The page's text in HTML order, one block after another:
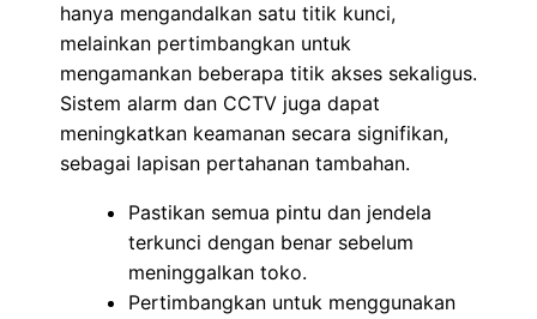
hanya mengandalkan satu titik kunci,
melainkan pertimbangkan untuk
mengamankan beberapa titik akses sekaligus.
Sistem alarm dan CCTV juga dapat
meningkatkan keamanan secara signifikan,
sebagai lapisan pertahanan tambahan.
Pastikan semua pintu dan jendela
terkunci dengan benar sebelum
meninggalkan toko.
Pertimbangkan untuk menggunakan